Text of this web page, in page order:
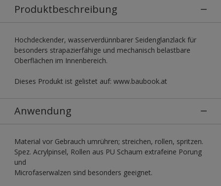
Produktbeschreibung
Hochdeckender, wasserverdünnbarer Seidenglanzlack für
besonders strapazierfähige und mechanisch belastbare
Oberflächen im Innenbereich.
Dieses Produkt ist gelistet auf: www.baubook.at
Anwendung
Material vor Gebrauch umrühren; streichen, rollen, spritzen.
Spez. Acrylpinsel, Rollen aus PU Schaum extrafeine Porung
und
Microfaserwalzen sind besonders geeignet.